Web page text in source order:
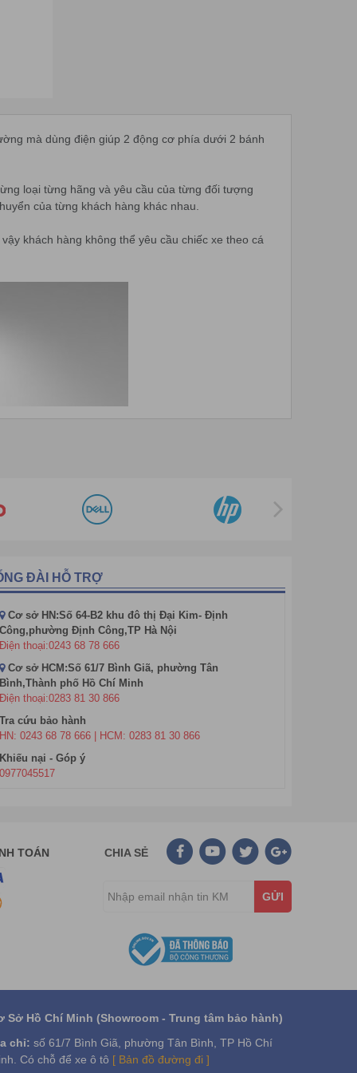
mà dùng điện giúp 2 động cơ phía dưới 2 bánh
loại từng hãng và yêu cầu của từng đối tượng
của từng khách hàng khác nhau.
khách hàng không thể yêu cầu chiếc xe theo cá
ĐÀI HỖ TRỢ
Cơ sở HN:Số 64-B2 khu đô thị Đại Kim- Định
Công,phường Định Công,TP Hà Nội
Điện thoại:0243 68 78 666
Cơ sở HCM:Số 61/7 Bình Giã, phường Tân
Bình,Thành phố Hồ Chí Minh
Điện thoại:0283 81 30 866
Tra cứu bảo hành
HN: 0243 68 78 666 | HCM: 0283 81 30 866
Khiếu nại - Góp ý
0977045517
TOÁN CHIA SẺ
GỬI
Sở Hồ Chí Minh (Showroom - Trung tâm bảo hành)
chỉ: số 61/7 Bình Giã, phường Tân Bình, TP Hồ Chí
Có chỗ để xe ô tô [ Bản đồ đường đi ]